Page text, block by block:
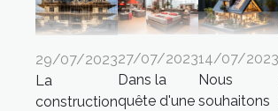
29/07/2023
La
construction
27/07/2023
Dans la
quête d'une
14/07/2023
Nous
souhaitons